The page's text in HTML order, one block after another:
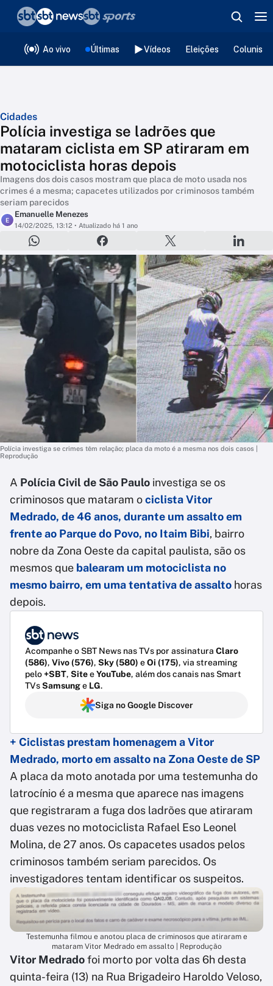
Ao vivo Últimas Vídeos Eleições
Cidades
Polícia investiga se ladrões que
mataram ciclista em SP atiraram em
motociclista horas depois
Imagens dos dois casos mostram que placa de moto usada nos
crimes é a mesma; capacetes utilizados por criminosos também
seriam parecidos
E
Emanuelle Menezes
14/02/2025, 13:12 • Atualizado há 1 ano
Polícia investiga se crimes têm relação; placa da moto é a mesma nos dois casos |
Reprodução
A Polícia Civil de São Paulo investiga se os
criminosos que mataram ociclista Vitor
Medrado, de 46 anos, durante um assalto em
frente ao Parque do Povo, no Itaim Bibi, bairro
nobre da Zona Oeste da capital paulista, são os
mesmos que balearam um motociclista no
mesmo bairro, em uma tentativa de assalto horas
depois.
Acompanhe o SBT News nas TVs por assinatura Claro
(586), Vivo (576), Sky (580) eOi (175), via streaming
pelo+SBT, SiteeYouTube, além dos canais nas Smart
TVsSamsunge LG.
Siga no Google Discover
+ Ciclistas prestam homenagem a Vitor
Medrado, morto em assalto na Zona Oeste de SP
A placa da moto anotada por uma testemunha do
latrocínio é a mesma que aparece nas imagens
que registraram a fuga dos ladrões que atiraram
duas vezes no motociclista Rafael Eso Leonel
Molina, de 27 anos. Os capacetes usados pelos
criminosos também seriam parecidos. Os
investigadores tentam identificar os suspeitos.
Testemunha filmou e anotou placa de criminosos que atiraram e
mataram Vitor Medrado em assalto | Reprodução
Vitor Medradofoi morto por volta das 6h desta
quinta-feira (13) na Rua Brigadeiro Haroldo Veloso,
❮voltar
Editorias